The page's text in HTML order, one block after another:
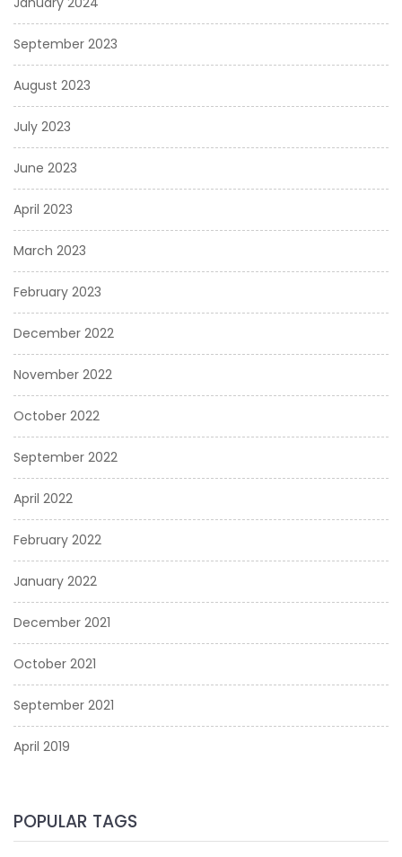
September 2023
August 2023
July 2023
June 2023
April 2023
March 2023
February 2023
December 2022
November 2022
October 2022
September 2022
April 2022
February 2022
January 2022
December 2021
October 2021
September 2021
April 2019
POPULAR TAGS